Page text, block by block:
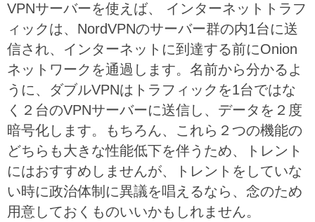
VPNサーバーを使えば、 インターネットトラフ
ィックは、NordVPNのサーバー群の内1台に送
信され、インターネットに到達する前にOnion
ネットワークを通過します。名前から分かるよ
うに、ダブルVPNはトラフィックを1台ではな
く２台のVPNサーバーに送信し、データを２度
暗号化します。もちろん、これら２つの機能の
どちらも大きな性能低下を伴うため、トレント
にはおすすめしませんが、トレントをしていな
い時に政治体制に異議を唱えるなら、念のため
用意しておくものいいかもしれません。